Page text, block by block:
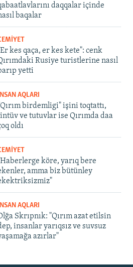
daqqalar içinde
baqalar
kes qaça, er kes kete": cenk
Rusiye turistlerine nasıl
yetti
İNSAN AQLARI
birdemligi" işini toqtattı,
ve tutuvlar ise Qırımda daa
oldı
köre, yarıq bere
amma biz bütünley
İNSAN AQLARI
Skrıpnık: "Qırım azat etilsin
insanlar yarıqsız ve suvsuz
azırlar"